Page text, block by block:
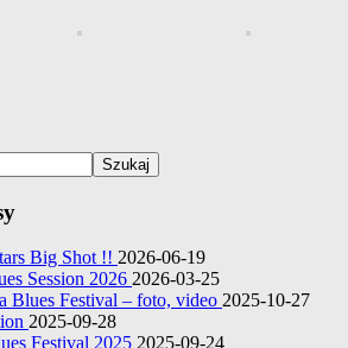
Szukaj
Big Shot !! 2026-06-19
Session 2026 2026-03-25
Blues Festival – foto, video 2025-10-27
2025-09-28
Festival 2025 2025-09-24